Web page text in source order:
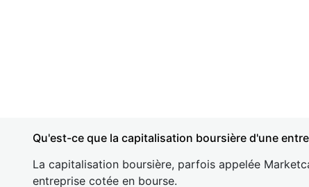
Qu'est-ce que la capitalisation boursière d'une
La capitalisation boursière, parfois appelée
entreprise cotée en bourse.